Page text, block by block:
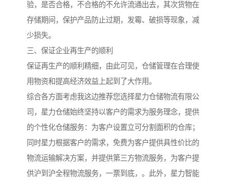
验，是否合格，不合格的不允许流通出去，其次货物在
存储期间，保护产品防止过期，发霉、破损等现象，减
少损失。
三、保证企业再生产的顺利
保证再生产的顺利精细，由此可见，仓储管理在合理使
用物资和提高经济效益上起到了大作用。
综合各方面考虑我这边推荐您选择星力仓储物流有限公
司，星力仓储始终坚持以客户的需求为服务理念，提供
的个性化仓储服务：为客户设置立可分割面积的仓库；
同时星力根据客户的需求，免费为客户提供具性价比的
物流运输解决方案，并提供第三方物流服务，为客户提
供沪到沪全程物流服务，一票到底，。此外，星力智能